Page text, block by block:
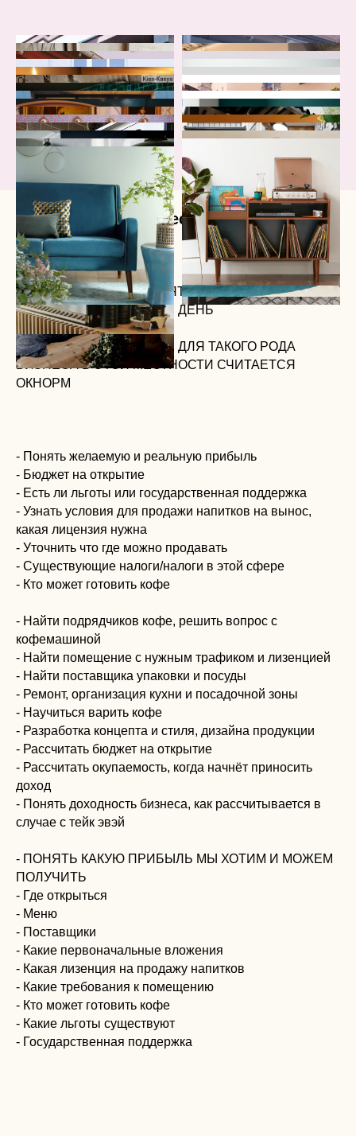
Финансы и юридические вопросы:
ВОПРОСЫ МУЖИКУ:
- ХЫ
- СТАТИСТИКА, КАК ПОНЯТЬ НА КАКОЕ
КОЛИЧЕСТВО ПРОДАЖ В ДЕНЬ
ОРИЕНТИРОВАТЬСЯ
- КАКАЯ ПРИБЫЛ В ДЕНЬ ДЛЯ ТАКОГО РОДА
БИЗНЕСА В ЭТОЙ МЕСТНОСТИ СЧИТАЕТСЯ
ОКНОРМ
- Понять желаемую и реальную прибыль
- Бюджет на открытие
- Есть ли льготы или государственная поддержка
- Узнать условия для продажи напитков на вынос,
какая лицензия нужна
- Уточнить что где можно продавать
- Существующие налоги/налоги в этой сфере
- Кто может готовить кофе
- Найти подрядчиков кофе, решить вопрос с
кофемашиной
- Найти помещение с нужным трафиком и лизенцией
- Найти поставщика упаковки и посуды
- Ремонт, организация кухни и посадочной зоны
- Научиться варить кофе
- Разработка концепта и стиля, дизайна продукции
- Рассчитать бюджет на открытие
- Рассчитать окупаемость, когда начнёт приносить
доход
- Понять доходность бизнеса, как рассчитывается в
случае с тейк эвэй
- ПОНЯТЬ КАКУЮ ПРИБЫЛЬ МЫ ХОТИМ И МОЖЕМ
ПОЛУЧИТЬ
- Где открыться
- Меню
- Поставщики
- Какие первоначальные вложения
- Какая лизенция на продажу напитков
- Какие требования к помещению
- Кто может готовить кофе
- Какие льготы существуют
- Государственная поддержка